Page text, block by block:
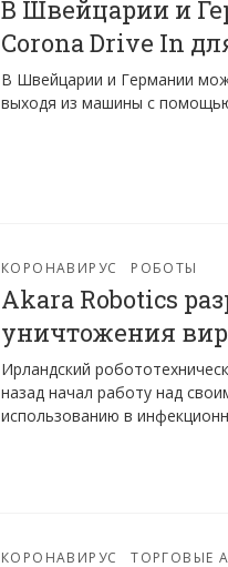
В Швейцарии и
Corona Drive In
В Швейцарии и Германии
выходя из машины с
КОРОНАВИРУС РОБОТЫ
Akara Robotics
уничтожения
Ирландский
назад начал работу над
использованию в
КОРОНАВИРУС ТОРГОВЫЕ